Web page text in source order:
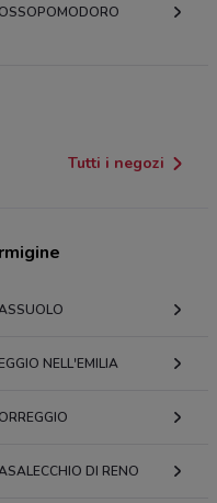
Tutti i negozi
NELL'EMILIA
DI RENO